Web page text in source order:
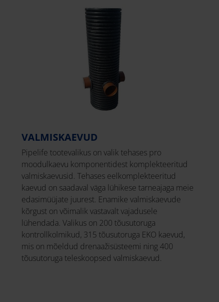
VALMISKAEVUD
Pipelife tootevalikus on valik tehases pro
moodulkaevu komponentidest komplekteeritud
valmiskaevusid. Tehases eelkomplekteeritud
kaevud on saadaval väga lühikese tarneajaga meie
edasimüüjate juurest. Enamike valmiskaevude
kõrgust on võimalik vastavalt vajadusele
lühendada. Valikus on 200 tõusutoruga
kontrollkolmikud, 315 tõusutoruga EKO kaevud,
mis on mõeldud drenaažisüsteemi ning 400
tõusutoruga teleskoopsed valmiskaevud.